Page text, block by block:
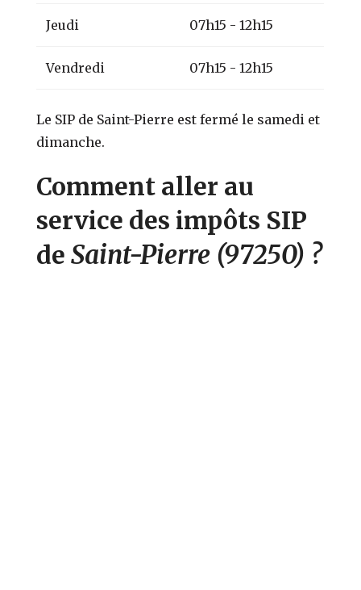
Jeudi 07h15 - 12h15
Vendredi 07h15 - 12h15
Le SIP de Saint-Pierre est fermé le samedi et
dimanche.
Comment aller au
service des impôts SIP
deSaint-Pierre (97250) ?